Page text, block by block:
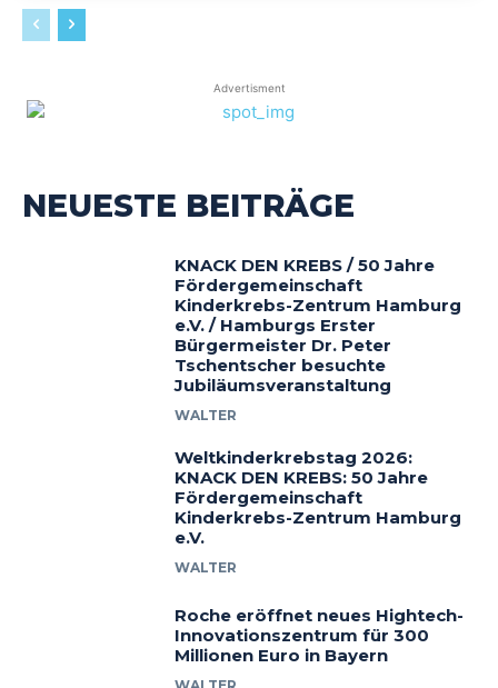
Advertisment
NEUESTE BEITRÄGE
KNACK DEN KREBS / 50 Jahre
Fördergemeinschaft
Kinderkrebs-Zentrum Hamburg
e.V. / Hamburgs Erster
Bürgermeister Dr. Peter
Tschentscher besuchte
Jubiläumsveranstaltung
WALTER
Weltkinderkrebstag 2026:
KNACK DEN KREBS: 50 Jahre
Fördergemeinschaft
Kinderkrebs-Zentrum Hamburg
e.V.
WALTER
Roche eröffnet neues Hightech-
Innovationszentrum für 300
Millionen Euro in Bayern